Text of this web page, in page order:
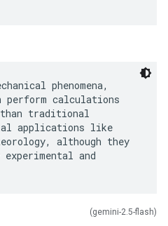
phenomena,
perform calculations
traditional
applications like
although they
and
(gemini-2.5-flash)